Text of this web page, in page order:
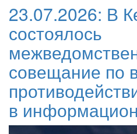
23.07.2026: В
состоялось
совещание по
в